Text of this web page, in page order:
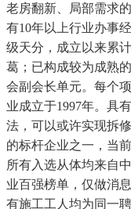
老房翻新、局部需求
有10年以上行业办事
级天分，成立以来累
葛；已构成较为成熟
会副会长单元。每个
业成立于1997年。具
法，可以或许实现拆
的标杆企业之一，当
所有入选从体均来自
业百强榜单，仅做消
有施工工人均为同一